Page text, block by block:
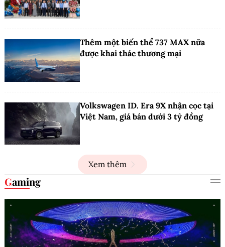
Thêm một biến thể 737 MAX nữa
được khai thác thương mại
Volkswagen ID. Era 9X nhận cọc tại
Việt Nam, giá bán dưới 3 tỷ đồng
Xem thêm
Gaming